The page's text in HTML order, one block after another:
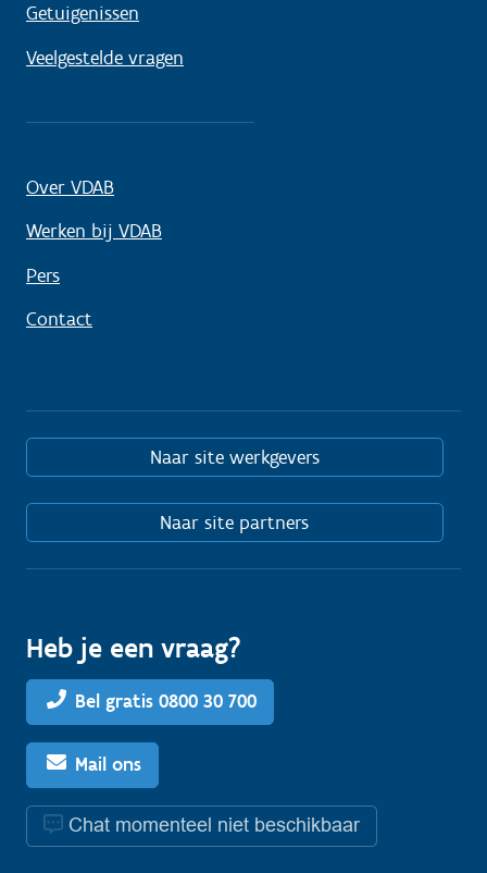
Getuigenissen
Veelgestelde vragen
Over VDAB
Werken bij VDAB
Pers
Contact
Naar site werkgevers
Naar site partners
Heb je een vraag?
Bel gratis 0800 30 700
Mail ons
Chat momenteel niet beschikbaar